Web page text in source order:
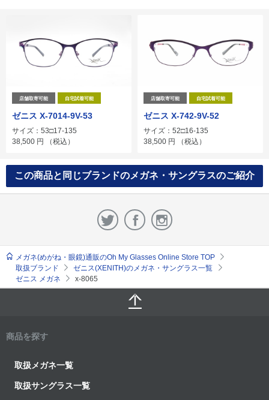
店舗取寄可能 自宅試着可能
ゼニス X-7014-9V-53
サイズ：53□17-135
38,500 円 （税込）
店舗取寄可能 自宅試着可能
ゼニス X-742-9V-52
サイズ：52□16-135
38,500 円 （税込）
この商品と同じブランドのメガネ・サングラスのご紹介
メガネ(めがね・眼鏡)通販のOh My Glasses Online Store TOP
取扱ブランド
ゼニス(XENITH)のメガネ・サングラス一覧
ゼニス メガネ
x-8065
商品を探す
取扱メガネ一覧
取扱サングラス一覧